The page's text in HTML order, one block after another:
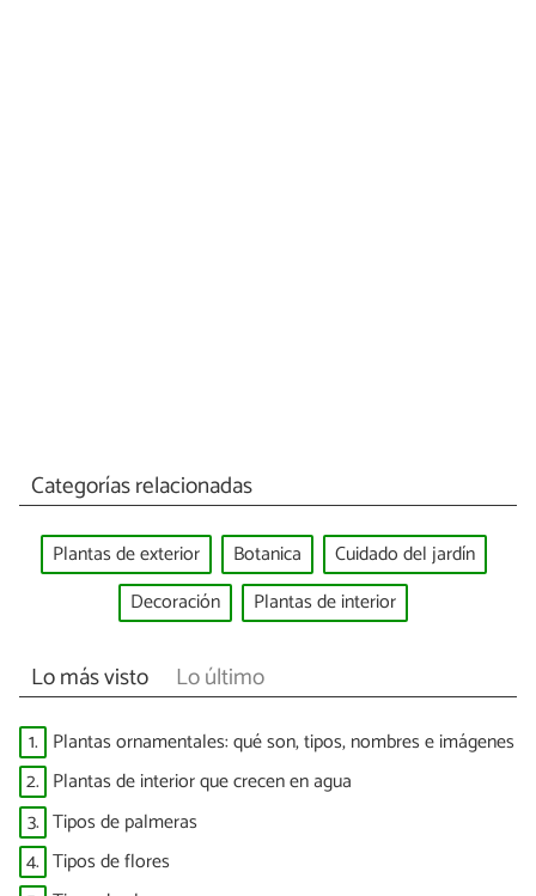
Categorías relacionadas
Plantas de exterior Botanica
Cuidado del jardín
Decoración
Plantas de interior
Lo más visto Lo último
1. Plantas ornamentales: qué son, tipos, nombres e imágenes
2. Plantas de interior que crecen en agua
3. Tipos de palmeras
4. Tipos de flores